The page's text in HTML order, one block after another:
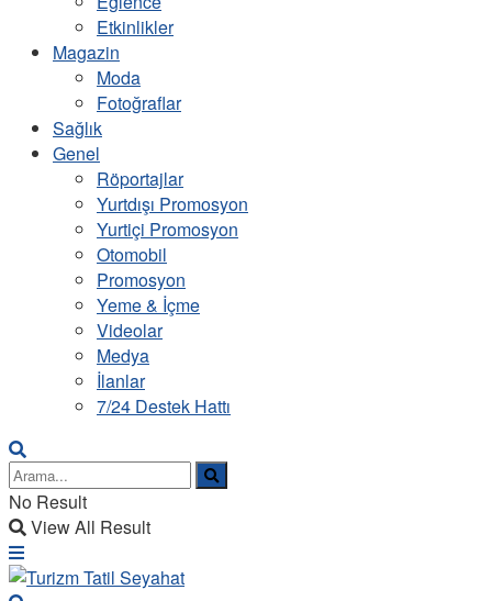
Etkinlikler
Magazin
Moda
Fotoğraflar
Sağlık
Genel
Röportajlar
Yurtdışı Promosyon
Yurtiçi Promosyon
Otomobil
Promosyon
Yeme & İçme
Videolar
Medya
İlanlar
7/24 Destek Hattı
No Result
View All Result